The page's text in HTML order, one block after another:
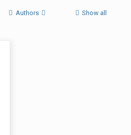
Authors Show all